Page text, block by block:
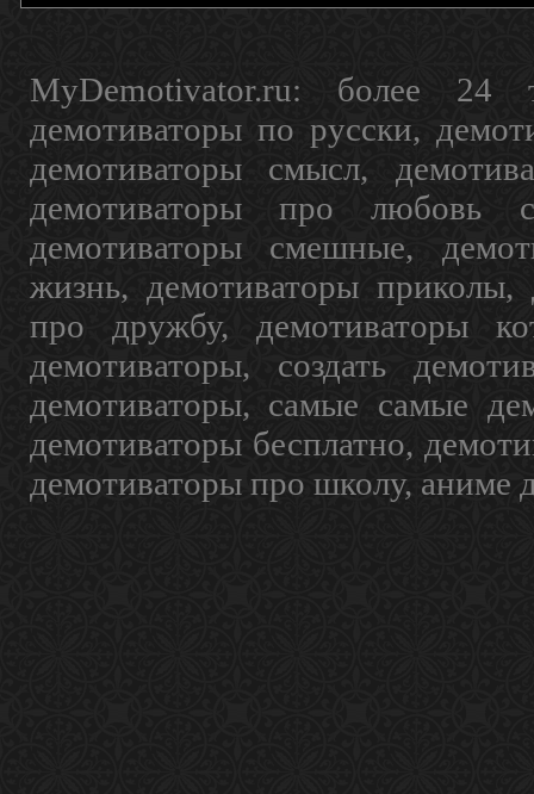
MyDemotivator.ru: более 24
демотиваторы по русски,
демотиваторы смысл,
демотиваторы про любовь
демотиваторы смешные,
жизнь, демотиваторы приколы,
про дружбу, демотиваторы
демотиваторы, создать
демотиваторы, самые самые
демотиваторы бесплатно,
демотиваторы про школу, аниме